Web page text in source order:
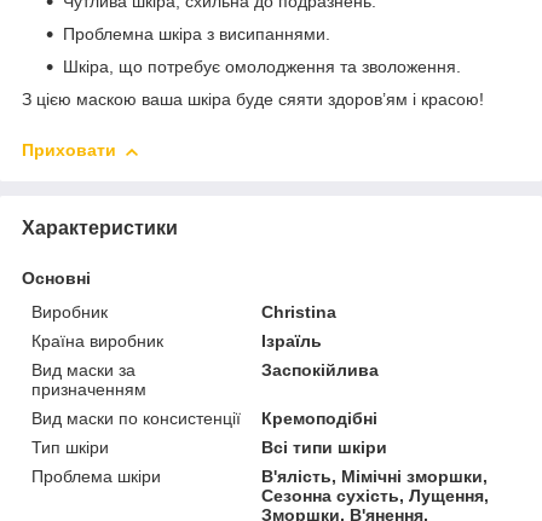
Проблемна шкіра з висипаннями.
Шкіра, що потребує омолодження та зволоження.
З цією маскою ваша шкіра буде сяяти здоров’ям і красою!
Приховати
Характеристики
Основні
Виробник
Christina
Країна виробник
Ізраїль
Вид маски за
призначенням
Заспокійлива
Вид маски по консистенції
Кремоподібні
Тип шкіри
Всі типи шкіри
Проблема шкіри
В'ялість, Мімічні зморшки,
Сезонна сухість, Лущення,
Зморшки, В'янення,